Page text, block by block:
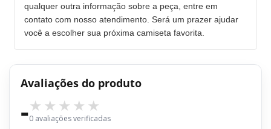
qualquer outra informação sobre a peça, entre em
contato com nosso atendimento. Será um prazer ajudar
você a escolher sua próxima camiseta favorita.
Avaliações do produto
-0 avaliações verificadas